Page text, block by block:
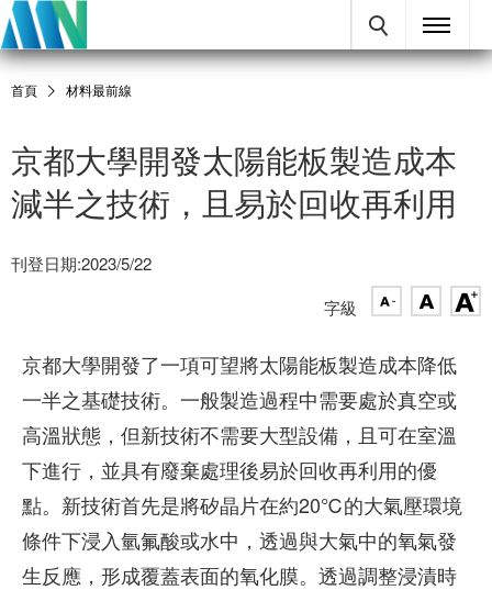
首頁 材料最前線
京都大學開發太陽能板製造成本
減半之技術，且易於回收再利用
刊登日期:2023/5/22
字級
京都大學開發了一項可望將太陽能板製造成本降低
一半之基礎技術。一般製造過程中需要處於真空或
高溫狀態，但新技術不需要大型設備，且可在室溫
下進行，並具有廢棄處理後易於回收再利用的優
點。新技術首先是將矽晶片在約20℃的大氣壓環境
條件下浸入氫氟酸或水中，透過與大氣中的氧氣發
生反應，形成覆蓋表面的氧化膜。透過調整浸漬時